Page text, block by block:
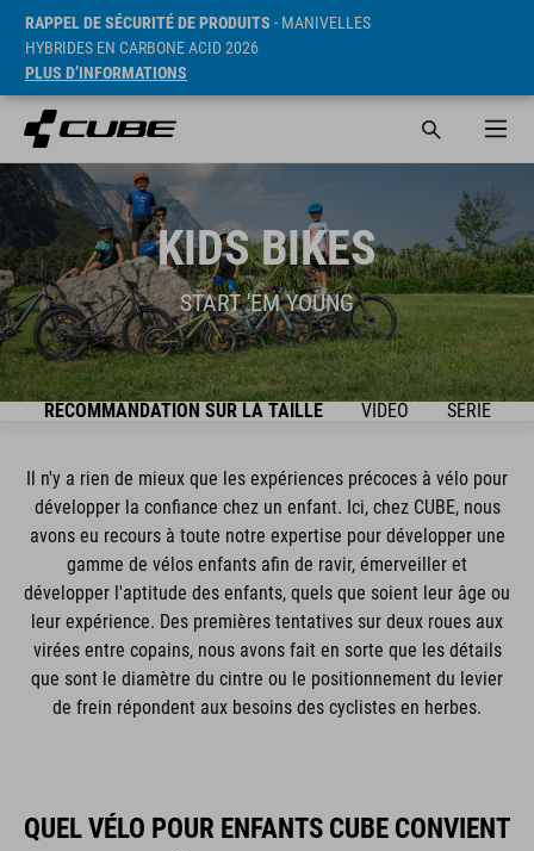
RAPPEL DE SÉCURITÉ DE PRODUITS - MANIVELLES
HYBRIDES EN CARBONE ACID 2026
PLUS D’INFORMATIONS
KIDS BIKES
START 'EM YOUNG
RECOMMANDATION SUR LA TAILLE VIDEO SÉRIE
Il n'y a rien de mieux que les expériences précoces à vélo pour
développer la confiance chez un enfant. Ici, chez CUBE, nous
avons eu recours à toute notre expertise pour développer une
gamme de vélos enfants afin de ravir, émerveiller et
développer l'aptitude des enfants, quels que soient leur âge ou
leur expérience. Des premières tentatives sur deux roues aux
virées entre copains, nous avons fait en sorte que les détails
que sont le diamètre du cintre ou le positionnement du levier
de frein répondent aux besoins des cyclistes en herbes.
QUEL VÉLO POUR ENFANTS CUBE CONVIENT